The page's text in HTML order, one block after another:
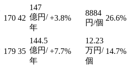
170 42
147
億円/
年
+3.8%
8884
円/個
26.6%
179 35
144.5
億円/
年
+7.7%
12.23
万円/
個
14.7%